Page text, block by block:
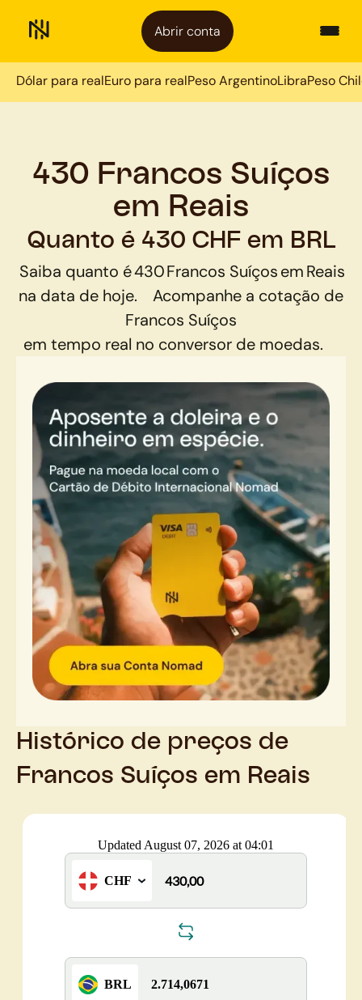
Abrir conta
Dólar para realEuro para realPeso ArgentinoLibraPeso
430 Francos Suíços
em Reais
Quanto é 430 CHF em BRL
Saiba quanto é430Francos SuíçosemReais
na data de hoje.
Acompanhe a cotação de
Francos Suíços
em tempo real no conversor de moedas.
Histórico de preços de
Francos Suíços em Reais